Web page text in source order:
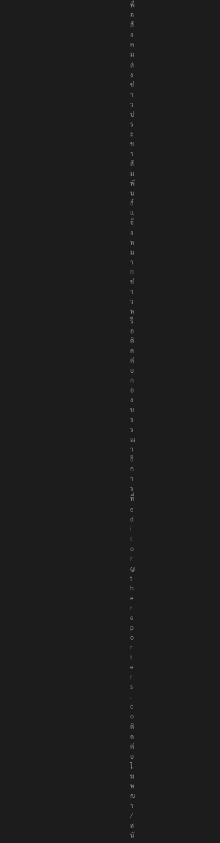
พื่
อ
สั
ง
ค
ม
ส่
ง
ข่
า
ว
ป
ร
ะ
ช
า
สั
ม
พั
น
ธ์
แ
จ้
ง
ห
ม
า
ย
ข่
า
ว
ห
รื
อ
ติ
ด
ต่
อ
ก
อ
ง
บ
ร
ร
ณ
า
ธิ
ก
า
ร
ที่
e
d
i
t
o
r
@
t
h
e
r
e
p
o
r
t
e
r
s
.
c
o
ติ
ด
ต่
อ
โ
ฆ
ษ
ณ
า
/
ส
นั